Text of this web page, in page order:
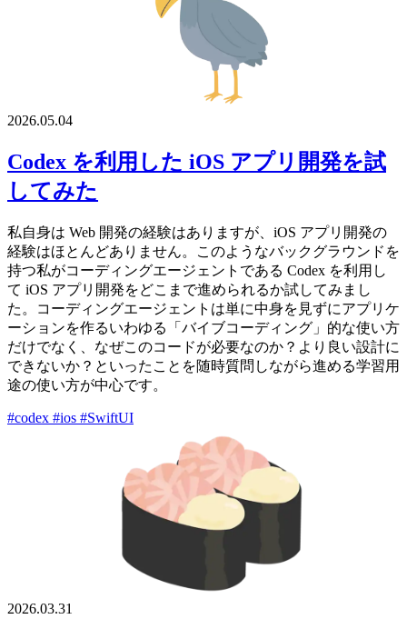
2026.05.04
Codex を利用した iOS アプリ開発を試
してみた
私自身は Web 開発の経験はありますが、iOS アプリ開発の
経験はほとんどありません。このようなバックグラウンドを
持つ私がコーディングエージェントである Codex を利用し
て iOS アプリ開発をどこまで進められるか試してみまし
た。コーディングエージェントは単に中身を見ずにアプリケ
ーションを作るいわゆる「バイブコーディング」的な使い方
だけでなく、なぜこのコードが必要なのか？より良い設計に
できないか？といったことを随時質問しながら進める学習用
途の使い方が中心です。
#codex #ios #SwiftUI
2026.03.31